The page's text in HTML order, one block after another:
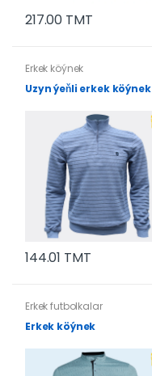
217.00 TMT
Erkek köýnek
Uzyn ýeňli erkek köýnek
144.01 TMT
Erkek futbolkalar
Erkek köýnek